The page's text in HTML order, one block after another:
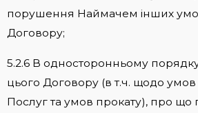
порушення Наймачем інших
Договору;
5.2.6 В односторонньому
цього Договору (в т.ч. щодо умов
Послуг та умов прокату), про що